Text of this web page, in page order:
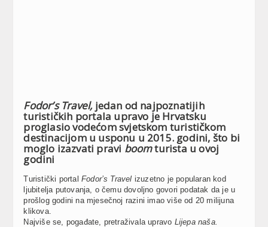
Fodor’s Travel,jedan od najpoznatijih
turističkih portala upravo je Hrvatsku
proglasio vodećom svjetskom turističkom
destinacijom u usponu u 2015. godini, što bi
moglo izazvati pravi boomturista u ovoj
godini
Turistički portal Fodor’s Travel izuzetno je popularan kod
ljubitelja putovanja, o čemu dovoljno govori podatak da je u
prošlog godini na mjesečnoj razini imao više od 20 milijuna
klikova.
Najviše se, pogađate, pretraživala upravo Lijepa naša.